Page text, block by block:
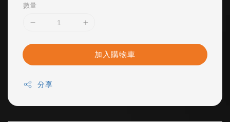
數量
加入購物車
分享